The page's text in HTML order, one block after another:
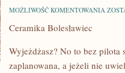
MOŻLIWOŚĆ KOMENTOWANIA
SIĘ
NIE
Ceramika Bolesławiec
Wyjeżdżasz? No to bez pilota
zaplanowana, a jeżeli nie